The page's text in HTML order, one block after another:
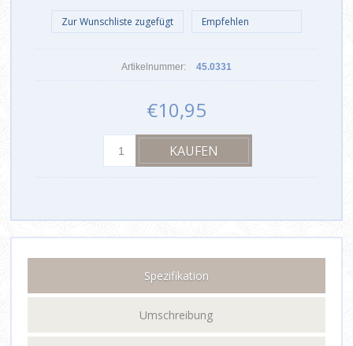
Artikelnummer: 45.0331
€10,95
Spezifikation
Umschreibung